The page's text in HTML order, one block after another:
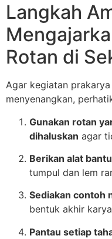
Langkah
Rotan di
Agar kegiatan
menyenangkan,
Gunakan rotan
dihaluskan agar
Berikan alat
tumpul dan lem
Sediakan contoh
bentuk akhir
Pantau setiap